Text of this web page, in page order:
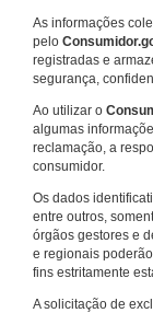
As informações
pelo
registradas e
segurança,
Ao utilizar o
algumas
reclamação, a
consumidor.
Os dados
entre outros,
órgãos gestores e
e regionais
fins estritamente
A solicitação de